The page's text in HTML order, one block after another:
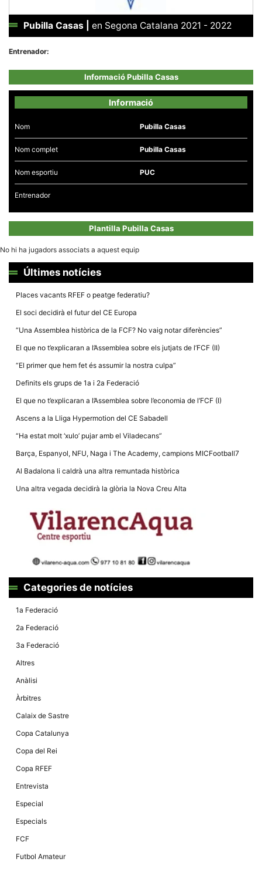
Pubilla Casas en Segona Catalana 2021 - 2022
Entrenador:
Informació Pubilla Casas
Informació
Nom Pubilla Casas
Nom complet Pubilla Casas
Nom esportiu PUC
Entrenador
Plantilla Pubilla Casas
No hi ha jugadors associats a aquest equip
Últimes notícies
Places vacants RFEF o peatge federatiu?
El soci decidirà el futur del CE Europa
“Una Assemblea històrica de la FCF? No vaig notar diferències”
El que no t’explicaran a l’Assemblea sobre els jutjats de l’FCF (II)
“El primer que hem fet és assumir la nostra culpa”
Definits els grups de 1a i 2a Federació
El que no t’explicaran a l’Assemblea sobre l’economia de l’FCF (I)
Ascens a la Lliga Hypermotion del CE Sabadell
“Ha estat molt ‘xulo’ pujar amb el Viladecans”
Barça, Espanyol, NFU, Naga i The Academy, campions MICFootball7
Al Badalona li caldrà una altra remuntada històrica
Una altra vegada decidirà la glòria la Nova Creu Alta
Categories de notícies
1a Federació
2a Federació
3a Federació
Altres
Anàlisi
Àrbitres
Calaix de Sastre
Copa Catalunya
Copa del Rei
Copa RFEF
Entrevista
Especial
Especials
FCF
Futbol Amateur
Necessàries
Aquestes
són
opcionals,
necessàries
funcionament
tècnic de la
dades
estadístiques
de manera
estructura.
d'usuari
components
nostre lloc web
permeten que el
bé com sigui
rebutja
cookies
funcionalitats
del lloc web.
Màrqueting
En compartir
comportament
navegues pel
web